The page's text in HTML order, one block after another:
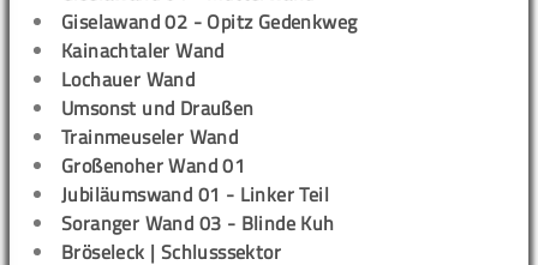
Giselawand 02 - Opitz Gedenkweg
Kainachtaler Wand
Lochauer Wand
Umsonst und Draußen
Trainmeuseler Wand
Großenoher Wand 01
Jubiläumswand 01 - Linker Teil
Soranger Wand 03 - Blinde Kuh
Bröseleck | Schlusssektor